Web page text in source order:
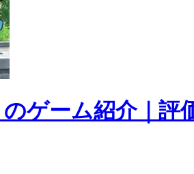
のゲーム紹介｜評